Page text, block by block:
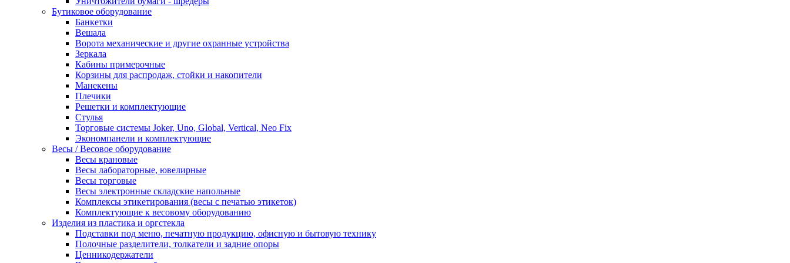
Бутиковое оборудование
Банкетки
Вешала
Ворота механические и другие охранные устройства
Зеркала
Кабины примерочные
Корзины для распродаж, стойки и накопители
Манекены
Плечики
Решетки и комплектующие
Стулья
Торговые системы Joker, Uno, Global, Vertical, Neo Fix
Экономпанели и комплектующие
Весы / Весовое оборудование
Весы крановые
Весы лабораторные, ювелирные
Весы торговые
Весы электронные складские напольные
Комплексы этикетирования (весы с печатью этикеток)
Комплектующие к весовому оборудованию
Изделия из пластика и оргстекла
Подставки под меню, печатную продукцию, офисную и бытовую технику
Полочные разделители, толкатели и задние опоры
Ценникодержатели